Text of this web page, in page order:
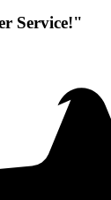
Service!"